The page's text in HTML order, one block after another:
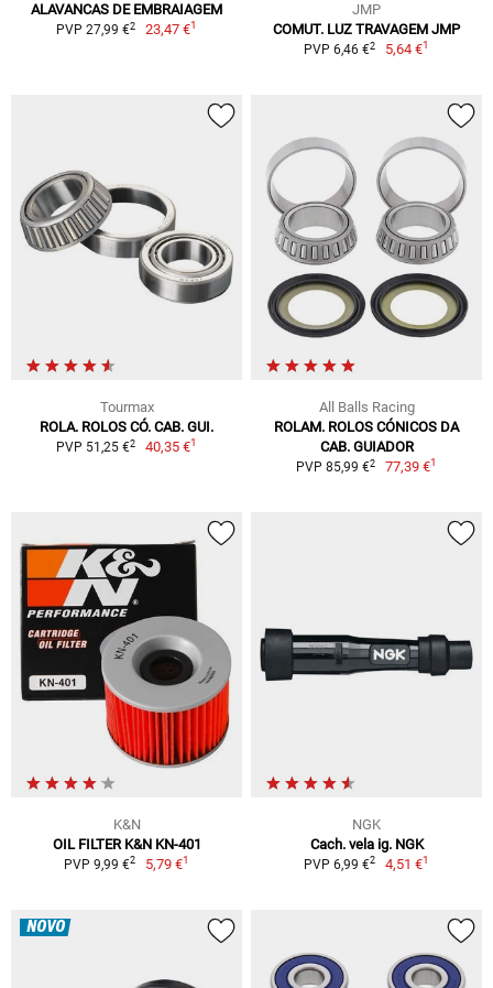
ALAVANCAS DE EMBRAIAGEM
PVP 27,99 €2 23,47 €1
JMP
COMUT. LUZ TRAVAGEM JMP
PVP 6,46 €2 5,64 €1
Tourmax
ROLA. ROLOS CÓ. CAB. GUI.
PVP 51,25 €2 40,35 €1
All Balls Racing
ROLAM. ROLOS CÓNICOS DA
CAB. GUIADOR
PVP 85,99 €2 77,39 €1
K&N
OIL FILTER K&N KN-401
PVP 9,99 €2 5,79 €1
NGK
Cach. vela ig. NGK
PVP 6,99 €2 4,51 €1
NOVO